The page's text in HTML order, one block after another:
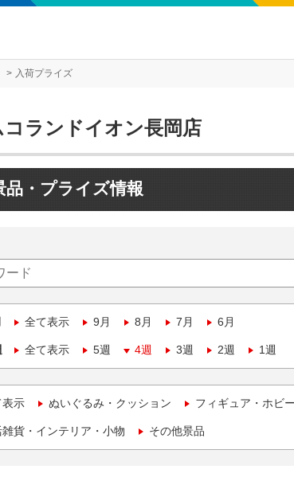
入荷プライズ
ランドイオン長岡店
品・プライズ情報
全て表示 9月 8月 7月 6月
全て表示 5週 4週 3週 2週 1週
表示 ぬいぐるみ・クッション フィギュア・ホビー
貨・インテリア・小物 その他景品